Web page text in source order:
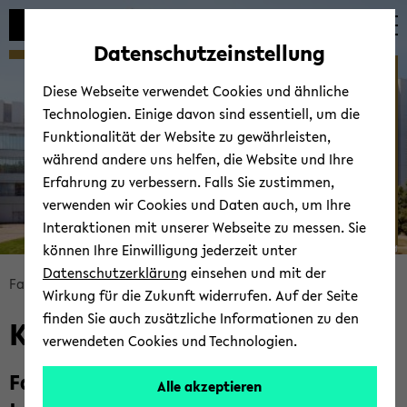
Automatische
vermeiden
zum
wechseln
zum
wechseln
zum
wechseln
Bread­
crumb
über­
sprin­
gen
und
Fa­kul­tät für Ma­the­ma­tik Fa­kul­tät Kom­mis­sio­nen
© Uni­ver­si­tät Bie­le­feld
Kom­mis­sio­nen
Fa­kul­täts­kon­fe­renz(Ter­mi­ne und Un­
Datenschutzeinstellung
Diese Webseite verwendet Cookies und ähnliche
Technologien. Einige davon sind essentiell, um die
Funktionalität der Website zu gewährleisten,
während andere uns helfen, die Website und Ihre
Erfahrung zu verbessern. Falls Sie zustimmen,
verwenden wir Cookies und Daten auch, um Ihre
Interaktionen mit unserer Webseite zu messen. Sie
können Ihre Einwilligung jederzeit unter
Datenschutzerklärung einsehen und mit der
Wirkung für die Zukunft widerrufen. Auf der Seite
finden Sie auch zusätzliche Informationen zu den
verwendeten Cookies und Technologien.
Alle akzeptieren